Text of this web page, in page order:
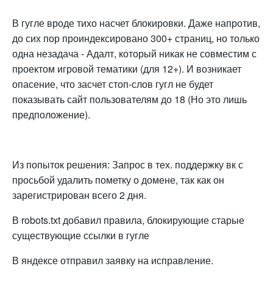
В гугле вроде тихо насчет блокировки. Даже напротив,
до сих пор проиндексировано 300+ страниц, но только
одна незадача - Адалт, который никак не совместим с
проектом игровой тематики (для 12+). И возникает
опасение, что засчет стоп-слов гугл не будет
показывать сайт пользователям до 18 (Но это лишь
предположение).
Из попыток решения: Запрос в тех. поддержку вк с
просьбой удалить пометку о домене, так как он
зарегистрирован всего 2 дня.
В robots.txt добавил правила, блокирующие старые
существующие ссылки в гугле
В яндексе отправил заявку на исправление.